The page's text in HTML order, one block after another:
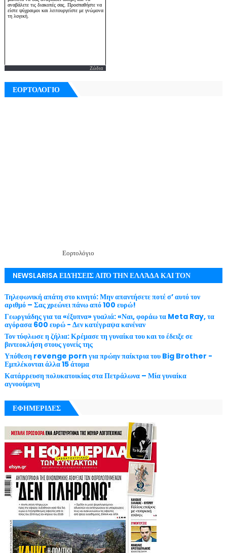
Ζώδια
ΕΟΡΤΟΛΟΓΙΟ
Εορτολόγιο
NEWSLARISA ΕΙΔΉΣΕΙΣ ΑΠΌ ΤΗΝ ΕΛΛΆΔΑ ΚΑΙ ΤΟΝ
ΚΌΣΜΟ ΜΕ ΕΓΚΥΡΌΤΗΤΑ
Τηλεφωνική απάτη στο κινητό: Μην απαντήσετε ποτέ σ’ αυτό τον
αριθμό – Σας χρεώνει πάνω από 100 ευρώ!
Γεωργιάδης για τα «έξυπνα» γυαλιά: «Ναι, φοράω τα Meta Ray, τα
αγόρασα 600 ευρώ - Δεν κατέγραψα κανέναν
Τον τύφλωσε η ζήλια: Κρέμασε τη γυναίκα του και το έδειξε σε
βιντεοκλήση στους γονείς της
Υπόθεση revenge porn για πρώην παίκτρια του Big Brother -
Εμπλέκονται άλλα 15 άτομα
Κατάρρευση πολυκατοικίας στα Πετράλωνα – Μία γυναίκα
αγνοούμενη
ΕΦΗΜΕΡΙΔΕΣ